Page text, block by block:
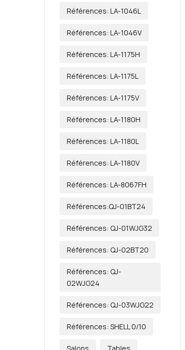
Références: LA-1046L
Références: LA-1046V
Références: LA-1175H
Références: LA-1175L
Références: LA-1175V
Références: LA-1180H
Références: LA-1180L
Références: LA-1180V
Références: LA-8067FH
Références:QJ-01BT24
Références: QJ-01WJG32
Références: QJ-02BT20
Références: QJ-
02WJG24
Références: QJ-03WJG22
Références: SHELL 0/10